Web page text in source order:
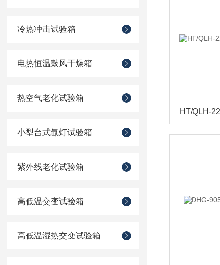
冷热冲击试验箱
电热恒温鼓风干燥箱
热空气老化试验箱
小型台式氙灯试验箱
紫外线老化试验箱
高低温交变试验箱
高低温湿热交变试验箱